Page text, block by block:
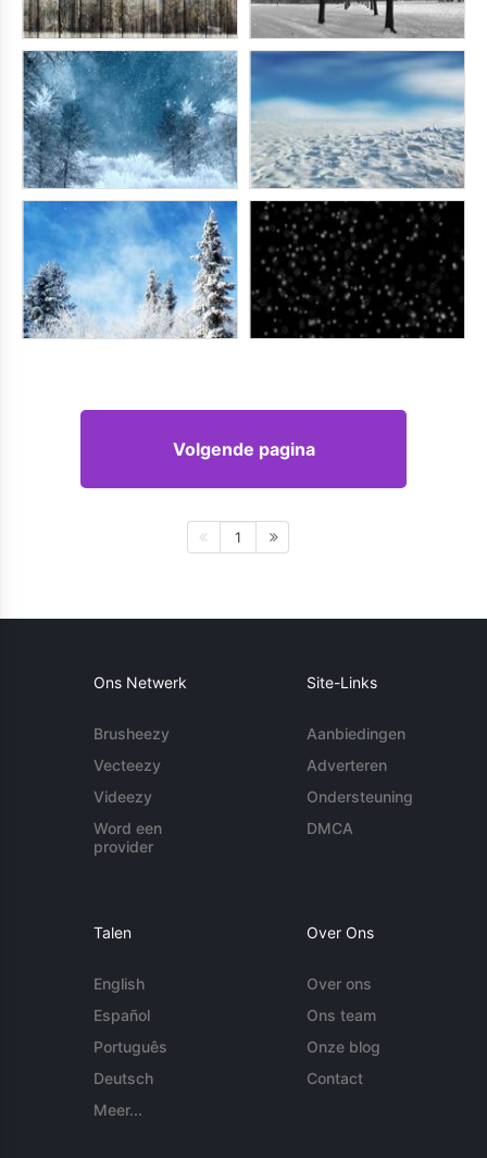
Volgende pagina
1
Ons Netwerk
Brusheezy
Vecteezy
Videezy
Word een
provider
Site-Links
Aanbiedingen
Adverteren
Ondersteuning
DMCA
Talen
English
Español
Português
Deutsch
Meer...
Over Ons
Over ons
Ons team
Onze blog
Contact